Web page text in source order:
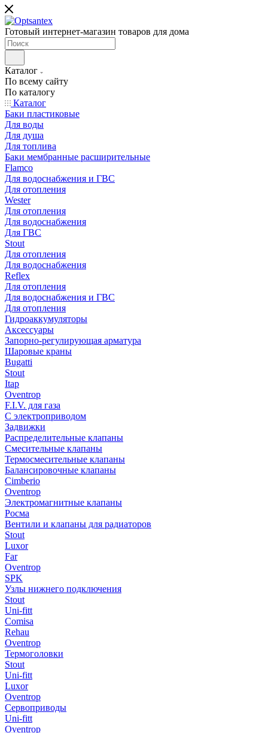
Готовый интернет-магазин товаров для дома
Каталог
По всему сайту
По каталогу
Каталог
Баки пластиковые
Для воды
Для душа
Для топлива
Баки мембранные расширительные
Flamco
Для водоснабжения и ГВС
Для отопления
Wester
Для отопления
Для водоснабжения
Для ГВС
Stout
Для отопления
Для водоснабжения
Reflex
Для отопления
Для водоснабжения и ГВС
Для отопления
Гидроаккумуляторы
Аксессуары
Запорно-регулирующая арматура
Шаровые краны
Bugatti
Stout
Itap
Oventrop
F.I.V. для газа
С электроприводом
Задвижки
Распределительные клапаны
Cмесительные клапаны
Термосмесительные клапаны
Балансировочные клапаны
Cimberio
Oventrop
Электромагнитные клапаны
Росма
Вентили и клапаны для радиаторов
Stout
Luxor
Far
Oventrop
SPK
Узлы нижнего подключения
Stout
Uni-fitt
Comisa
Rehau
Oventrop
Термоголовки
Stout
Uni-fitt
Luxor
Oventrop
Сервоприводы
Uni-fitt
Oventrop